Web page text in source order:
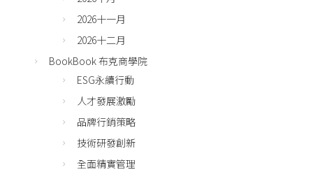
2026十一月
2026十二月
BookBook 布克商學院
ESG永續行動
人才發展激勵
品牌行銷策略
技術研發創新
全面精實管理